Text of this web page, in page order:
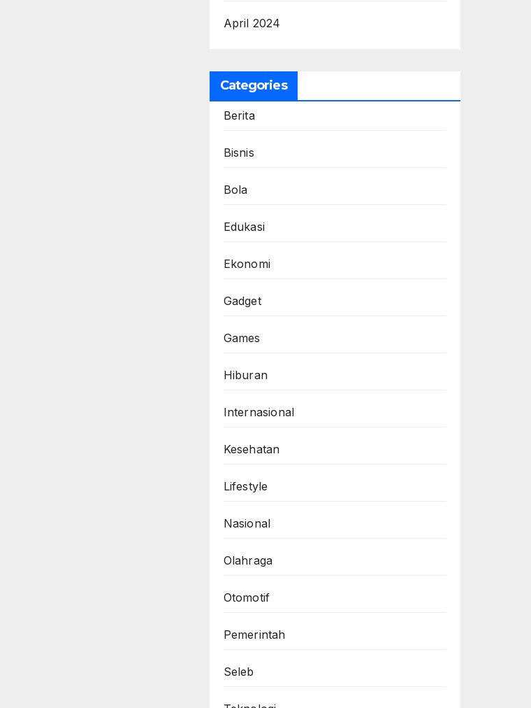
April 2024
Categories
Berita
Bisnis
Bola
Edukasi
Ekonomi
Gadget
Games
Hiburan
Internasional
Kesehatan
Lifestyle
Nasional
Olahraga
Otomotif
Pemerintah
Seleb